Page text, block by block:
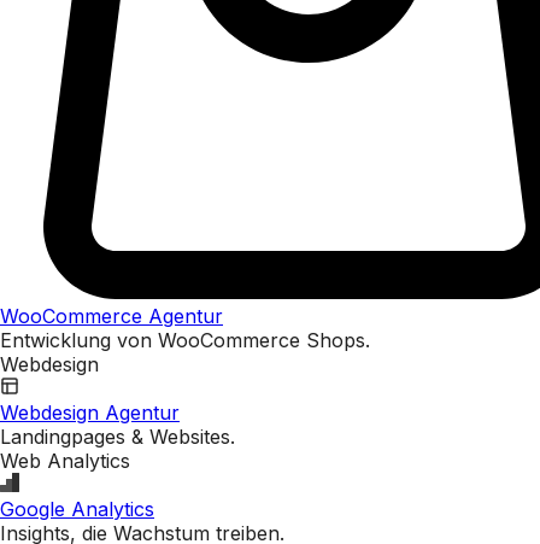
WooCommerce Agentur
Entwicklung von WooCommerce Shops.
Webdesign
Webdesign Agentur
Landingpages & Websites.
Web Analytics
Google Analytics
Insights, die Wachstum treiben.